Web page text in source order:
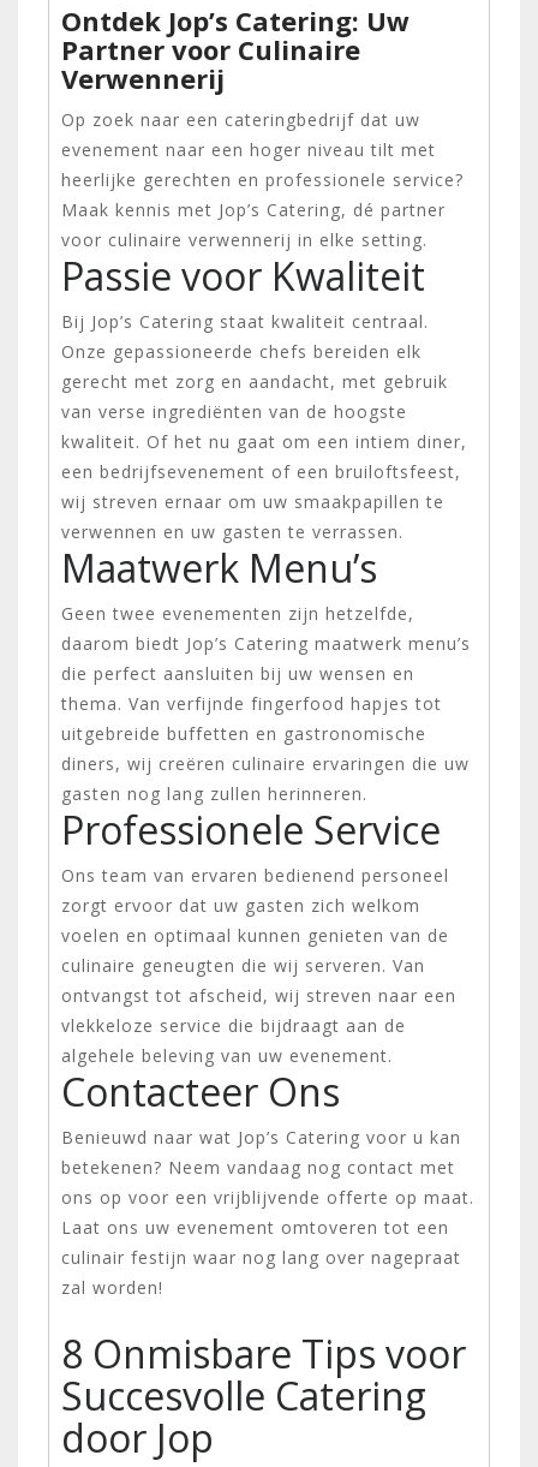
Ontdek Jop’s Catering: Uw
Partner voor Culinaire
Verwennerij
Op zoek naar een cateringbedrijf dat uw
evenement naar een hoger niveau tilt met
heerlijke gerechten en professionele service?
Maak kennis met Jop’s Catering, dé partner
voor culinaire verwennerij in elke setting.
Passie voor Kwaliteit
Bij Jop’s Catering staat kwaliteit centraal.
Onze gepassioneerde chefs bereiden elk
gerecht met zorg en aandacht, met gebruik
van verse ingrediënten van de hoogste
kwaliteit. Of het nu gaat om een intiem diner,
een bedrijfsevenement of een bruiloftsfeest,
wij streven ernaar om uw smaakpapillen te
verwennen en uw gasten te verrassen.
Maatwerk Menu’s
Geen twee evenementen zijn hetzelfde,
daarom biedt Jop’s Catering maatwerk menu’s
die perfect aansluiten bij uw wensen en
thema. Van verfijnde fingerfood hapjes tot
uitgebreide buffetten en gastronomische
diners, wij creëren culinaire ervaringen die uw
gasten nog lang zullen herinneren.
Professionele Service
Ons team van ervaren bedienend personeel
zorgt ervoor dat uw gasten zich welkom
voelen en optimaal kunnen genieten van de
culinaire geneugten die wij serveren. Van
ontvangst tot afscheid, wij streven naar een
vlekkeloze service die bijdraagt aan de
algehele beleving van uw evenement.
Contacteer Ons
Benieuwd naar wat Jop’s Catering voor u kan
betekenen? Neem vandaag nog contact met
ons op voor een vrijblijvende offerte op maat.
Laat ons uw evenement omtoveren tot een
culinair festijn waar nog lang over nagepraat
zal worden!
8 Onmisbare Tips voor
Succesvolle Catering
door Jop